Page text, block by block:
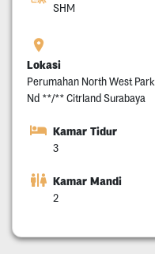
SHM
Lokasi
Perumahan North West Park
Nd **/** Citrland Surabaya
Kamar Tidur
3
Kamar Mandi
2